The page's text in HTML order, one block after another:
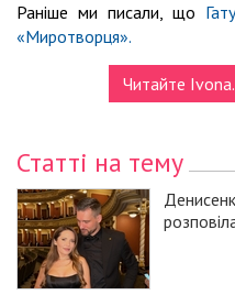
Раніше ми писали, що
«Миротворця».
Читайте
Статті на тему